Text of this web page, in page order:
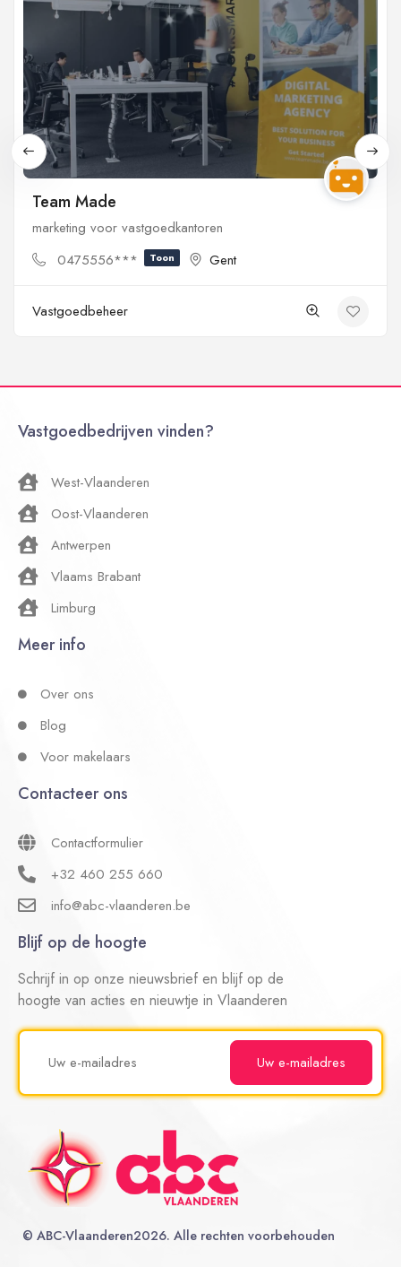
Team Made
marketing voor vastgoedkantoren
0475556***
Toon Gent
Vastgoedbeheer
Vastgoedbedrijven vinden?
West-Vlaanderen
Oost-Vlaanderen
Antwerpen
Vlaams Brabant
Limburg
Meer info
Over ons
Blog
Voor makelaars
Contacteer ons
Contactformulier
+32 460 255 660
info@abc-vlaanderen.be
Blijf op de hoogte
Schrijf in op onze nieuwsbrief en blijf op de
hoogte van acties en nieuwtje in Vlaanderen
© ABC-Vlaanderen2026. Alle rechten voorbehouden